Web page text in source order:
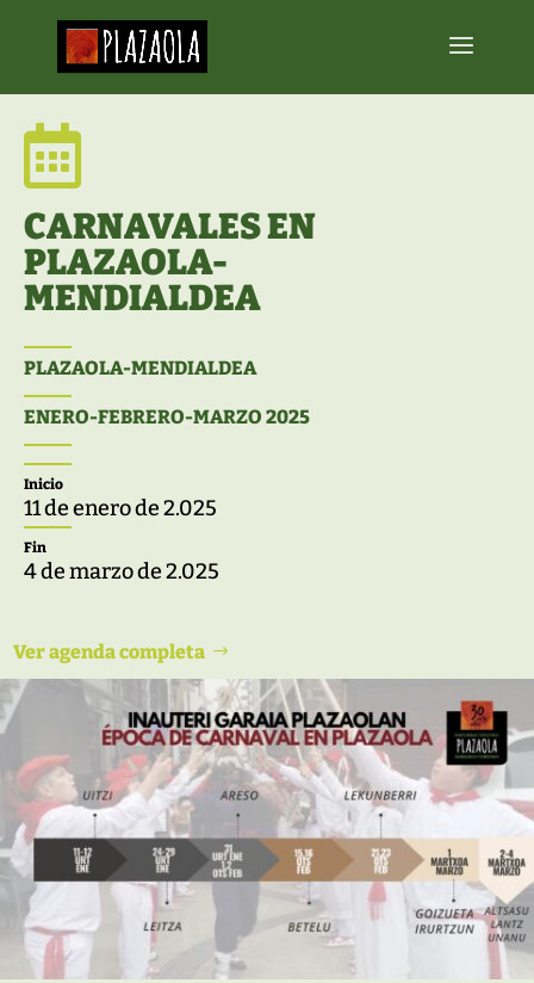

CARNAVALES EN
PLAZAOLA-
MENDIALDEA
PLAZAOLA-MENDIALDEA
ENERO-FEBRERO-MARZO 2025
Inicio
11 de enero de 2.025
Fin
4 de marzo de 2.025
Ver agenda completa